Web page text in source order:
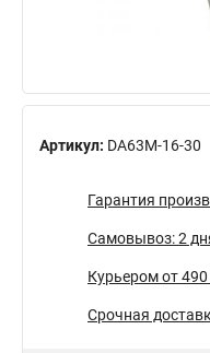
Артикул: DA63M-16-30
Гарантия
Самовывоз: 2
Курьером от 490
Срочная